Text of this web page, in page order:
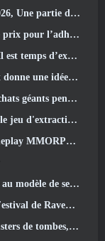
de RuneScape IP
des Anneaux Online
dans Wuthering Waves
du prochain test du prologue
mise à jour de Where Winds Meet
Chasseur de Brume
ouvre ses portes en juin 4
en direct F2P?
classe Warlord
en Occident